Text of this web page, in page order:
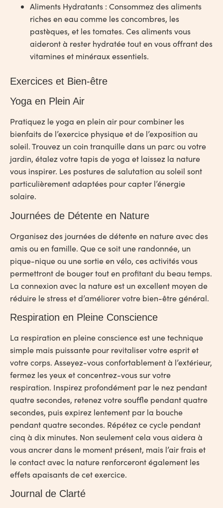
Aliments Hydratants : Consommez des aliments
riches en eau comme les concombres, les
pastèques, et les tomates. Ces aliments vous
aideront à rester hydratée tout en vous offrant des
vitamines et minéraux essentiels.
Exercices et Bien-être
Yoga en Plein Air
Pratiquez le yoga en plein air pour combiner les
bienfaits de l’exercice physique et de l’exposition au
soleil. Trouvez un coin tranquille dans un parc ou votre
jardin, étalez votre tapis de yoga et laissez la nature
vous inspirer. Les postures de salutation au soleil sont
particulièrement adaptées pour capter l’énergie
solaire.
Journées de Détente en Nature
Organisez des journées de détente en nature avec des
amis ou en famille. Que ce soit une randonnée, un
pique-nique ou une sortie en vélo, ces activités vous
permettront de bouger tout en profitant du beau temps.
La connexion avec la nature est un excellent moyen de
réduire le stress et d’améliorer votre bien-être général.
Respiration en Pleine Conscience
La respiration en pleine conscience est une technique
simple mais puissante pour revitaliser votre esprit et
votre corps. Asseyez-vous confortablement à l’extérieur,
fermez les yeux et concentrez-vous sur votre
respiration. Inspirez profondément par le nez pendant
quatre secondes, retenez votre souffle pendant quatre
secondes, puis expirez lentement par la bouche
pendant quatre secondes. Répétez ce cycle pendant
cinq à dix minutes. Non seulement cela vous aidera à
vous ancrer dans le moment présent, mais l’air frais et
le contact avec la nature renforceront également les
effets apaisants de cet exercice.
Journal de Clarté